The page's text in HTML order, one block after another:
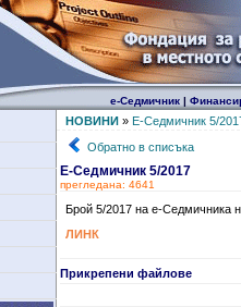
е-Седмичник|
НОВИНИ» Е-Седмичник 5/
Обратно в списъка
Е-Седмичник 5/2017
прегледана: 4641
Брой 5/2017 на е-Седмичника
ЛИНК
Прикрепени файлове